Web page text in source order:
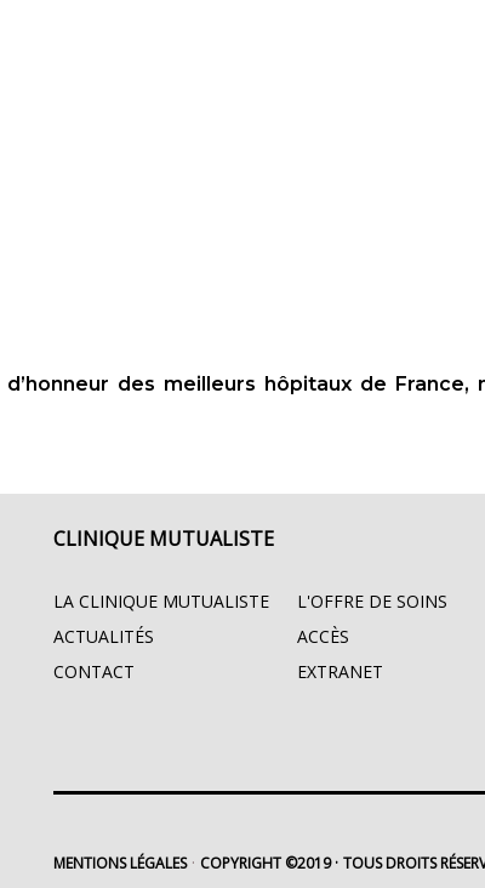
des meilleurs hôpitaux de France,
CLINIQUE MUTUALISTE
LA CLINIQUE MUTUALISTE
L'OFFRE DE SOINS
ACTUALITÉS
ACCÈS
CONTACT
EXTRANET
MENTIONS LÉGALES COPYRIGHT ©2019 TOUS DROITS